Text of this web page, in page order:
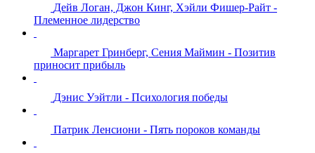
Дейв Логан, Джон Кинг, Хэйли Фишер-Райт -
Племенное лидерство
Маргарет Гринберг, Сения Маймин - Позитив
приносит прибыль
Дэнис Уэйтли - Психология победы
Патрик Ленсиони - Пять пороков команды